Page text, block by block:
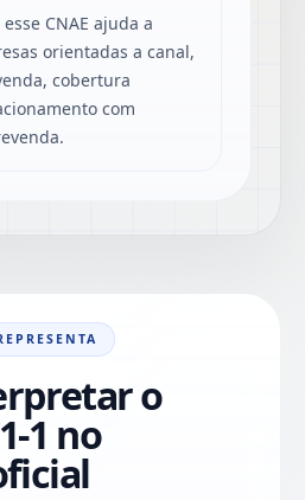
CNAE ajuda a
orientadas a canal,
cobertura
com
o
1 no